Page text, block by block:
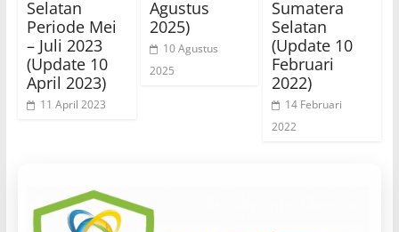
Selatan
Periode Mei
– Juli 2023
(Update 10
April 2023)
11 April 2023
Agustus
2025)
10 Agustus
2025
Sumatera
Selatan
(Update 10
Februari
2022)
14 Februari
2022